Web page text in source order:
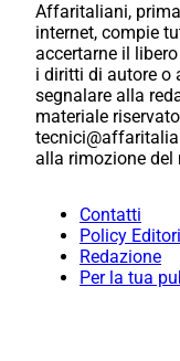
Affaritaliani,
internet, compie
accertarne il
i diritti di autore o
segnalare alla
materiale
alla rimozione del
Contatti
Policy
Redazione
Per la tua